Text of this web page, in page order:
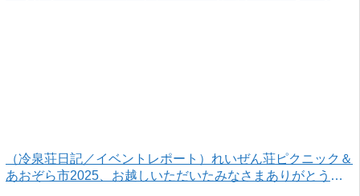
（冷泉荘日記／イベントレポート）れいぜん荘ピクニック＆
あおぞら市2025、お越しいただいたみなさまありがとうご